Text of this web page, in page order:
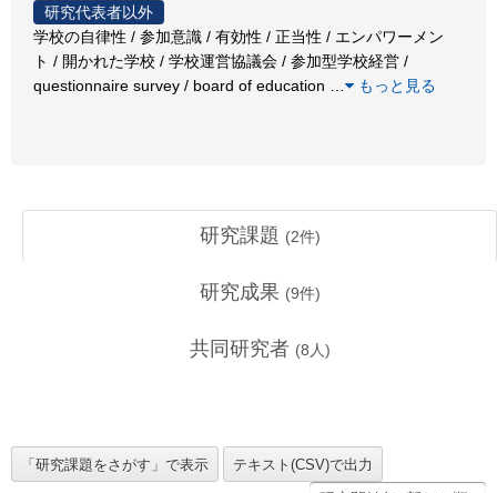
研究代表者以外
学校の自律性 / 参加意識 / 有効性 / 正当性 / エンパワーメン
ト / 開かれた学校 / 学校運営協議会 / 参加型学校経営 /
questionnaire survey / board of education
もっと見る
研究課題 (2件)
研究成果 (9件)
共同研究者 (8 人)